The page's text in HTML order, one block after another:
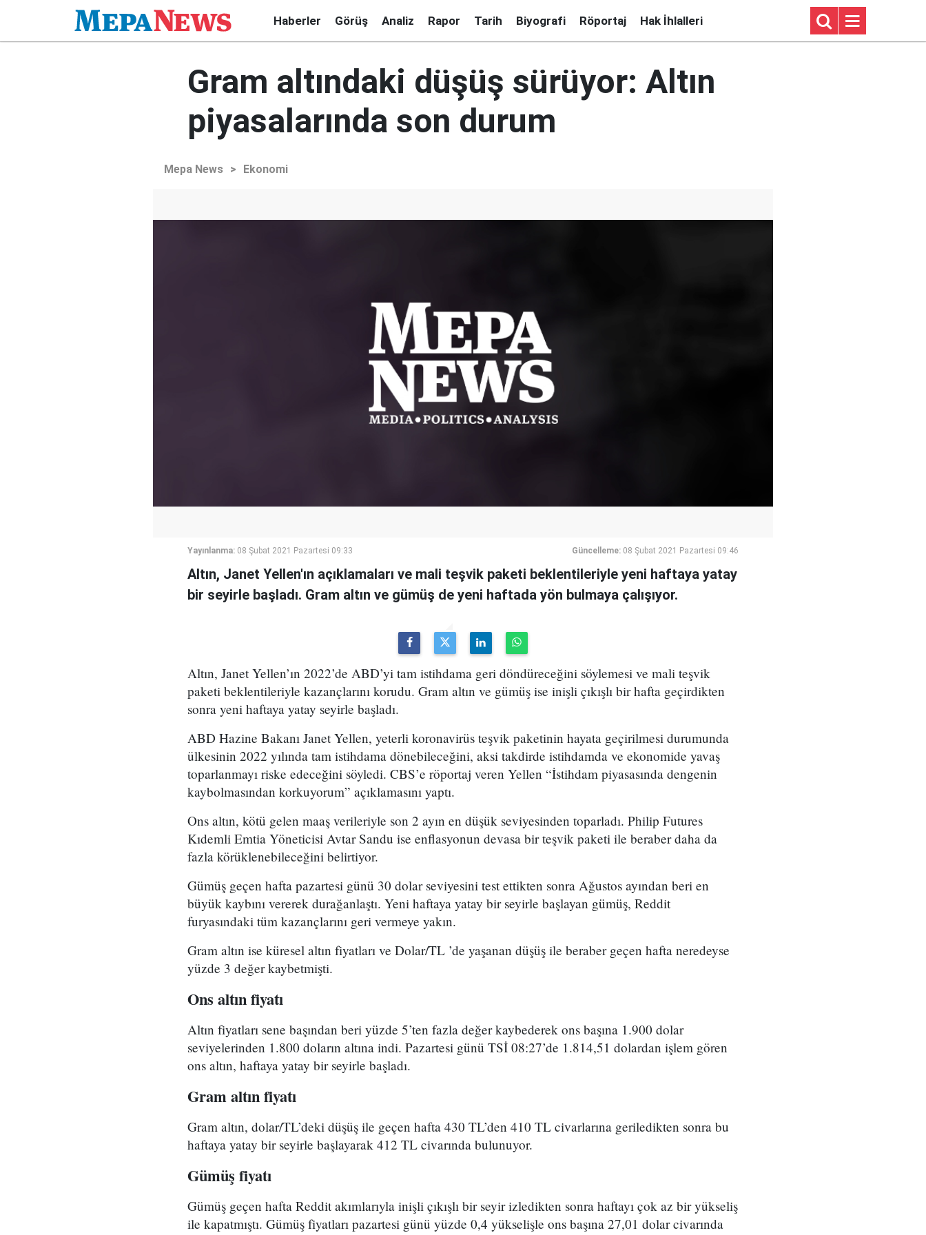
Haberler Görüş Analiz Rapor Tarih Biyografi Röportaj Hak İhlalleri
Gram altındaki düşüş sürüyor: Altın
piyasalarında son durum
Mepa News > Ekonomi
Yayınlanma: 08 Şubat 2021 Pazartesi 09:33 Güncelleme: 08 Şubat 2021 Pazartesi 09:46
Altın, Janet Yellen'ın açıklamaları ve mali teşvik paketi beklentileriyle yeni haftaya yatay
bir seyirle başladı. Gram altın ve gümüş de yeni haftada yön bulmaya çalışıyor.
Altın, Janet Yellen’ın 2022’de ABD’yi tam istihdama geri döndüreceğini söylemesi ve mali teşvik
paketi beklentileriyle kazançlarını korudu. Gram altın ve gümüş ise inişli çıkışlı bir hafta geçirdikten
sonra yeni haftaya yatay seyirle başladı.
ABD Hazine Bakanı Janet Yellen, yeterli koronavirüs teşvik paketinin hayata geçirilmesi durumunda
ülkesinin 2022 yılında tam istihdama dönebileceğini, aksi takdirde istihdamda ve ekonomide yavaş
toparlanmayı riske edeceğini söyledi. CBS’e röportaj veren Yellen “İstihdam piyasasında dengenin
kaybolmasından korkuyorum” açıklamasını yaptı.
Ons altın, kötü gelen maaş verileriyle son 2 ayın en düşük seviyesinden toparladı. Philip Futures
Kıdemli Emtia Yöneticisi Avtar Sandu ise enflasyonun devasa bir teşvik paketi ile beraber daha da
fazla körüklenebileceğini belirtiyor.
Gümüş geçen hafta pazartesi günü 30 dolar seviyesini test ettikten sonra Ağustos ayından beri en
büyük kaybını vererek durağanlaştı. Yeni haftaya yatay bir seyirle başlayan gümüş, Reddit
furyasındaki tüm kazançlarını geri vermeye yakın.
Gram altın ise küresel altın fiyatları ve Dolar/TL ’de yaşanan düşüş ile beraber geçen hafta neredeyse
yüzde 3 değer kaybetmişti.
Ons altın fiyatı
Altın fiyatları sene başından beri yüzde 5’ten fazla değer kaybederek ons başına 1.900 dolar
seviyelerinden 1.800 doların altına indi. Pazartesi günü TSİ 08:27’de 1.814,51 dolardan işlem gören
ons altın, haftaya yatay bir seyirle başladı.
Gram altın fiyatı
Gram altın, dolar/TL’deki düşüş ile geçen hafta 430 TL’den 410 TL civarlarına geriledikten sonra bu
haftaya yatay bir seyirle başlayarak 412 TL civarında bulunuyor.
Gümüş fiyatı
Gümüş geçen hafta Reddit akımlarıyla inişli çıkışlı bir seyir izledikten sonra haftayı çok az bir yükseliş
ile kapatmıştı. Gümüş fiyatları pazartesi günü yüzde 0,4 yükselişle ons başına 27,01 dolar civarında